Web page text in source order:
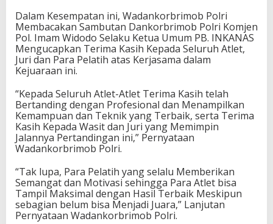
Dalam Kesempatan ini, Wadankorbrimob Polri
Membacakan Sambutan Dankorbrimob Polri Komjen
Pol. Imam Widodo Selaku Ketua Umum PB. INKANAS
Mengucapkan Terima Kasih Kepada Seluruh Atlet,
Juri dan Para Pelatih atas Kerjasama dalam
Kejuaraan ini.
“Kepada Seluruh Atlet-Atlet Terima Kasih telah
Bertanding dengan Profesional dan Menampilkan
Kemampuan dan Teknik yang Terbaik, serta Terima
Kasih Kepada Wasit dan Juri yang Memimpin
Jalannya Pertandingan ini,” Pernyataan
Wadankorbrimob Polri.
“Tak lupa, Para Pelatih yang selalu Memberikan
Semangat dan Motivasi sehingga Para Atlet bisa
Tampil Maksimal dengan Hasil Terbaik Meskipun
sebagian belum bisa Menjadi Juara,” Lanjutan
Pernyataan Wadankorbrimob Polri.